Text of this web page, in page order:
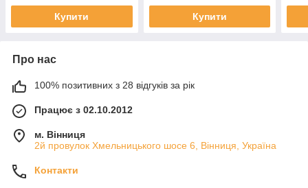
Купити Купити
Про нас
100% позитивних з 28 відгуків за рік
Працює з 02.10.2012
м. Вінниця
2й провулок Хмельницького шосе 6, Вінниця, Україна
Контакти